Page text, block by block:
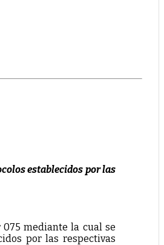
establecidos por las
mediante la cual se
por las respectivas